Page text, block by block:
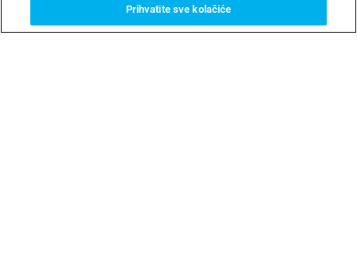
Prihvatite sve kolačiće